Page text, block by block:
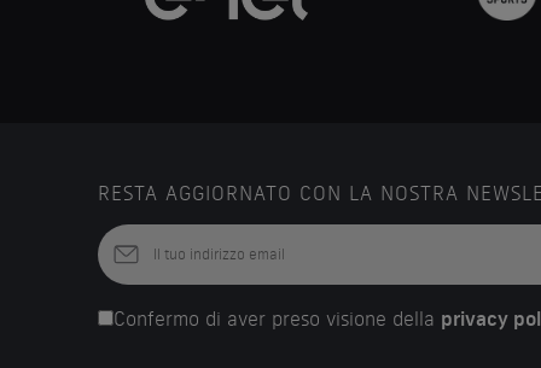
RESTA AGGIORNATO CON LA NOSTRA
Confermo di aver preso visione della privacy